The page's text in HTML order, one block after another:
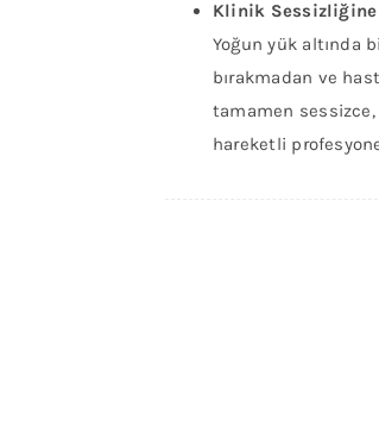
Klinik Sessizliğine
Yoğun yük altında
bırakmadan ve
tamamen
hareketli